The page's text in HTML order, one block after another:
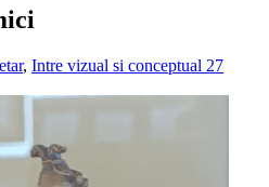
, Intre vizual si conceptual 27